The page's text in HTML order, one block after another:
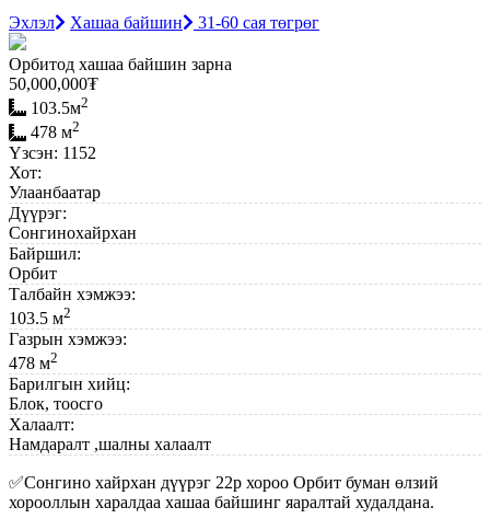
Эхлэл Хашаа байшин 31-60 сая төгрөг
Орбитод хашаа байшин зарна
50,000,000₮
103.5м2
478 м2
Үзсэн: 1152
Хот:
Улаанбаатар
Дүүрэг:
Сонгинохайрхан
Байршил:
Орбит
Талбайн хэмжээ:
103.5 м2
Газрын хэмжээ:
478 м2
Барилгын хийц:
Блок, тоосго
Халаалт:
Намдаралт ,шалны халаалт
✅Сонгино хайрхан дүүрэг 22р хороо Орбит буман өлзий
хорооллын харалдаа хашаа байшинг яаралтай худалдана.